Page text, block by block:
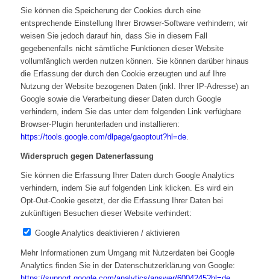
Sie können die Speicherung der Cookies durch eine
entsprechende Einstellung Ihrer Browser-Software verhindern; wir
weisen Sie jedoch darauf hin, dass Sie in diesem Fall
gegebenenfalls nicht sämtliche Funktionen dieser Website
vollumfänglich werden nutzen können. Sie können darüber hinaus
die Erfassung der durch den Cookie erzeugten und auf Ihre
Nutzung der Website bezogenen Daten (inkl. Ihrer IP-Adresse) an
Google sowie die Verarbeitung dieser Daten durch Google
verhindern, indem Sie das unter dem folgenden Link verfügbare
Browser-Plugin herunterladen und installieren:
https://tools.google.com/dlpage/gaoptout?hl=de.
Widerspruch gegen Datenerfassung
Sie können die Erfassung Ihrer Daten durch Google Analytics
verhindern, indem Sie auf folgenden Link klicken. Es wird ein
Opt-Out-Cookie gesetzt, der die Erfassung Ihrer Daten bei
zukünftigen Besuchen dieser Website verhindert:
Google Analytics deaktivieren / aktivieren
Mehr Informationen zum Umgang mit Nutzerdaten bei Google
Analytics finden Sie in der Datenschutzerklärung von Google: